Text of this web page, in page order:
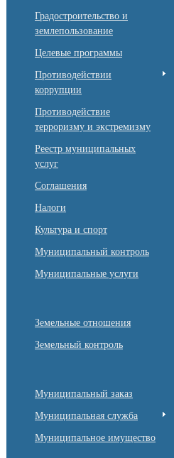
Градостроительство и
землепользование
Целевые программы
Противодействии
коррупции
Противодействие
терроризму и экстремизму
Реестр муниципальных
услуг
Соглашения
Налоги
Культура и спорт
Муниципальный контроль
Муниципальные услуги
Земельные отношения
Земельный контроль
Муниципальный заказ
Муниципальная служба
Муниципальное имущество